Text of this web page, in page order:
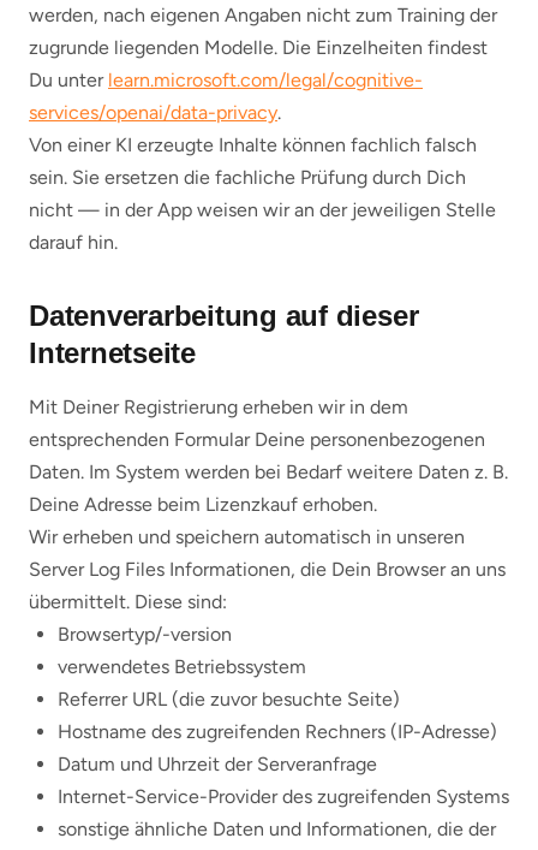
werden, nach eigenen Angaben nicht zum Training der
zugrunde liegenden Modelle. Die Einzelheiten findest
Du unter learn.microsoft.com/legal/cognitive-
services/openai/data-privacy.
Von einer KI erzeugte Inhalte können fachlich falsch
sein. Sie ersetzen die fachliche Prüfung durch Dich
nicht — in der App weisen wir an der jeweiligen Stelle
darauf hin.
Datenverarbeitung auf dieser
Internetseite
Mit Deiner Registrierung erheben wir in dem
entsprechenden Formular Deine personenbezogenen
Daten. Im System werden bei Bedarf weitere Daten z. B.
Deine Adresse beim Lizenzkauf erhoben.
Wir erheben und speichern automatisch in unseren
Server Log Files Informationen, die Dein Browser an uns
übermittelt. Diese sind:
Browsertyp/-version
verwendetes Betriebssystem
Referrer URL (die zuvor besuchte Seite)
Hostname des zugreifenden Rechners (IP-Adresse)
Datum und Uhrzeit der Serveranfrage
Internet-Service-Provider des zugreifenden Systems
sonstige ähnliche Daten und Informationen, die der